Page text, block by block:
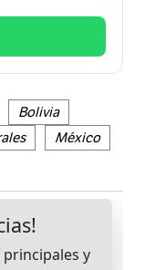
Bolivia
México